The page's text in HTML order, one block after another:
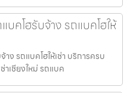
บคโฮรับจ้าง รถแบคโฮให้
าง รถแบคโฮให้เช่า บริการครบ
าเชียงใหม่ รถแบค